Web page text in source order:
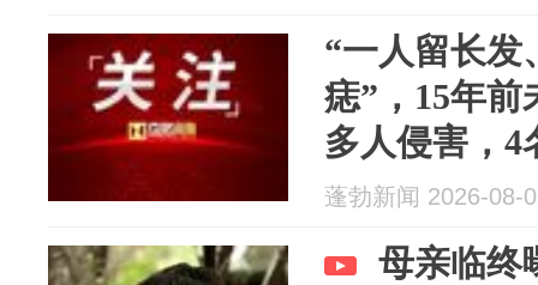
“一人留长发
痣”，15年前
多人侵害，4
承认实施强
蓬勃新闻 2026-08-
母亲临终